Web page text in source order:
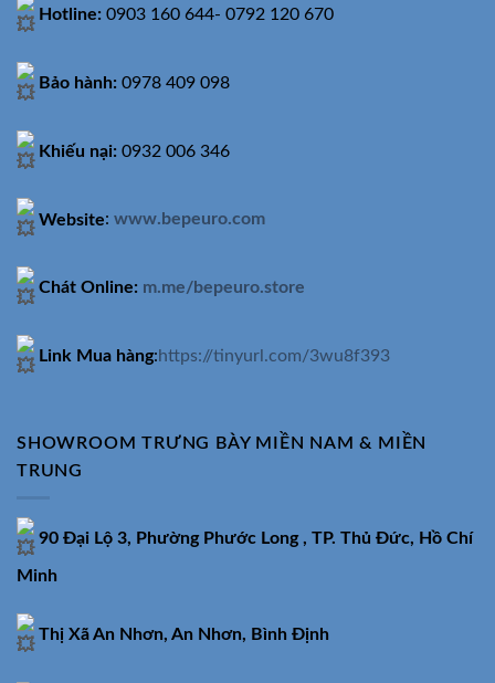
Hotline: 0903 160 644- 0792 120 670
Bảo hành: 0978 409 098
Khiếu nại: 0932 006 346
Website: www.bepeuro.com
Chát Online: m.me/bepeuro.store
Link Mua hàng:https://tinyurl.com/3wu8f393
SHOWROOM TRƯNG BÀY MIỀN NAM & MIỀN
TRUNG
90 Đại Lộ 3, Phường Phước Long , TP. Thủ Đức, Hồ Chí
Minh
Thị Xã An Nhơn, An Nhơn, Bình Định